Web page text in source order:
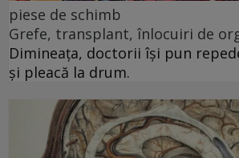
piese de schimb
Grefe, transplant, înlocuiri de
Dimineața, doctorii își pun
și pleacă la drum.